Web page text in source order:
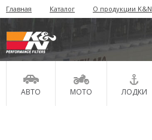
Главная Каталог О продукции K&N
АВТО МОТО ЛОДКИ